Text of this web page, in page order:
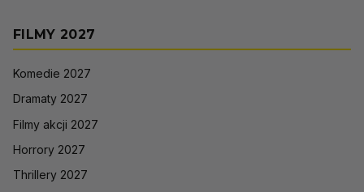
FILMY 2027
Komedie 2027
Dramaty 2027
Filmy akcji 2027
Horrory 2027
Thrillery 2027